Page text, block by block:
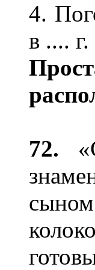
4.
в .... г.
72.